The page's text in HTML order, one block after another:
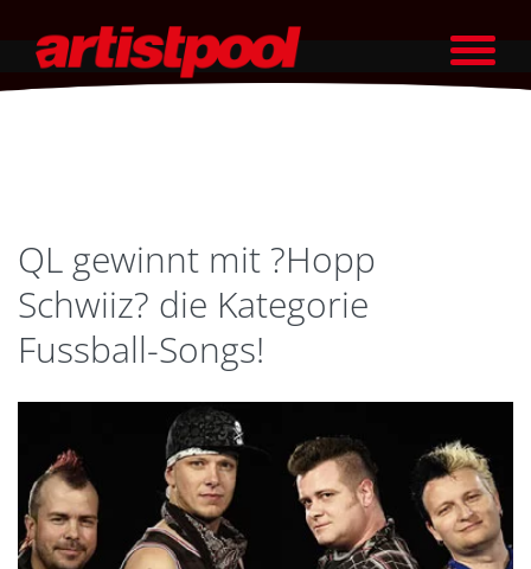
QL gewinnt mit ?Hopp
Schwiiz? die Kategorie
Fussball-Songs!